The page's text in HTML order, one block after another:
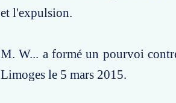
et l'expulsion.
M. W... a formé un pourvoi
Limoges le 5 mars 2015.